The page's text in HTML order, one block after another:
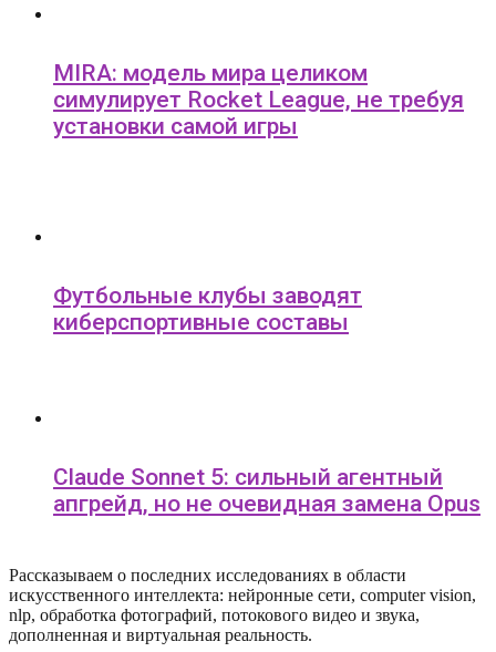
MIRA: модель мира целиком
симулирует Rocket League, не требуя
установки самой игры
Футбольные клубы заводят
киберспортивные составы
Claude Sonnet 5: сильный агентный
апгрейд, но не очевидная замена Opus
Рассказываем о последних исследованиях в области
искусcтвенного интеллекта: нейронные сети, computer vision,
nlp, обработка фотографий, потокового видео и звука,
дополненная и виртуальная реальность.